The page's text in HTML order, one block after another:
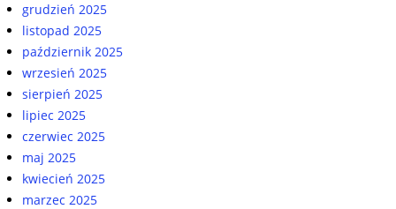
grudzień 2025
listopad 2025
październik 2025
wrzesień 2025
sierpień 2025
lipiec 2025
czerwiec 2025
maj 2025
kwiecień 2025
marzec 2025